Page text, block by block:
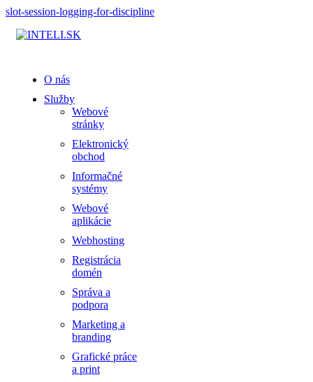
slot-session-logging-for-discipline
O nás
Služby
Webové
stránky
Elektronický
obchod
Informačné
systémy
Webové
aplikácie
Webhosting
Registrácia
domén
Správa a
podpora
Marketing a
branding
Grafické práce
a print